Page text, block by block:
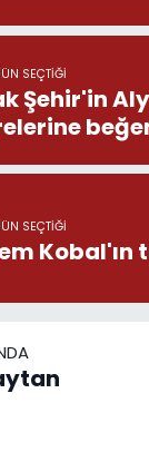
SEÇTIĞI
Şehir'in
SEÇTIĞI
Kobal'ın